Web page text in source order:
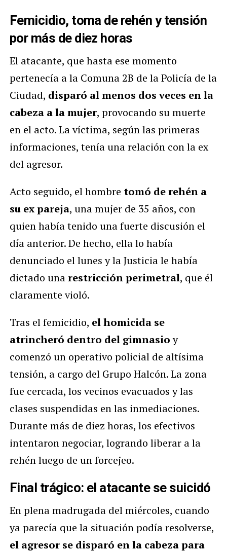
Femicidio, toma de rehén y tensión
por más de diez horas
El atacante, que hasta ese momento
pertenecía a la Comuna 2B de la Policía de la
Ciudad, disparó al menos dos veces en la
cabeza a la mujer, provocando su muerte
en el acto. La víctima, según las primeras
informaciones, tenía una relación con la ex
del agresor.
Acto seguido, el hombre tomó de rehén a
su ex pareja, una mujer de 35 años, con
quien había tenido una fuerte discusión el
día anterior. De hecho, ella lo había
denunciado el lunes y la Justicia le había
dictado unarestricción perimetral, que él
claramente violó.
Tras el femicidio, el homicida se
atrincheró dentro del gimnasioy
comenzó un operativo policial de altísima
tensión, a cargo del Grupo Halcón. La zona
fue cercada, los vecinos evacuados y las
clases suspendidas en las inmediaciones.
Durante más de diez horas, los efectivos
intentaron negociar, logrando liberar a la
rehén luego de un forcejeo.
Final trágico: el atacante se suicidó
En plena madrugada del miércoles, cuando
ya parecía que la situación podía resolverse,
el agresor se disparó en la cabeza para